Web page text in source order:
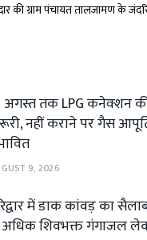
की ग्राम पंचायत तालजामण के
अगस्त तक LPG कनेक्शन
नहीं कराने पर गैस
9, 2026
में डाक कांवड़ का
शिवभक्त गंगाजल